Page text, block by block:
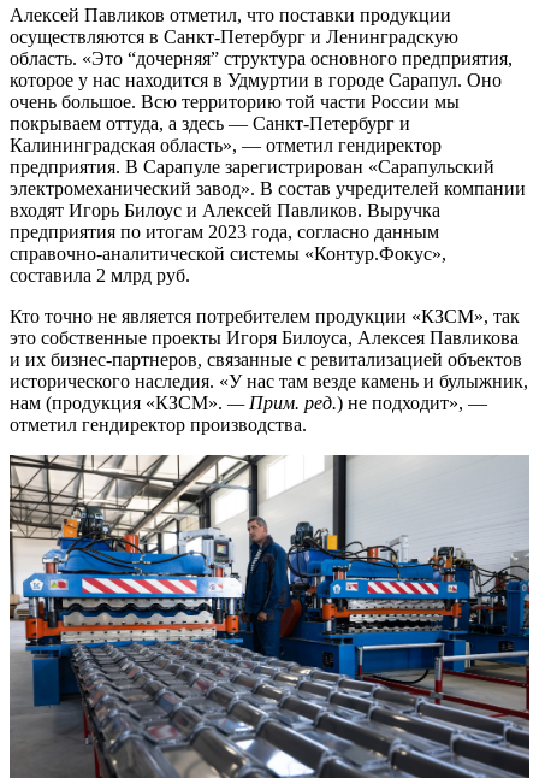
Алексей Павликов отметил, что поставки продукции
осуществляются в Санкт-Петербург и Ленинградскую
область. «Это “дочерняя” структура основного предприятия,
которое у нас находится в Удмуртии в городе Сарапул. Оно
очень большое. Всю территорию той части России мы
покрываем оттуда, а здесь — Санкт-Петербург и
Калининградская область», — отметил гендиректор
предприятия. В Сарапуле зарегистрирован «Сарапульский
электромеханический завод». В состав учредителей компании
входят Игорь Билоус и Алексей Павликов. Выручка
предприятия по итогам 2023 года, согласно данным
справочно-аналитической системы «Контур.Фокус»,
составила 2 млрд руб.
Кто точно не является потребителем продукции «КЗСМ», так
это собственные проекты Игоря Билоуса, Алексея Павликова
и их бизнес-партнеров, связанные с ревитализацией объектов
исторического наследия. «У нас там везде камень и булыжник,
нам (продукция «КЗСМ». — Прим. ред.) не подходит», —
отметил гендиректор производства.